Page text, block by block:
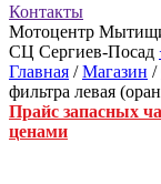
Контакты
Мотоцентр
СЦ Сергиев-Посад
Главная /Магазин /
фильтра левая
Прайс запасных
ценами